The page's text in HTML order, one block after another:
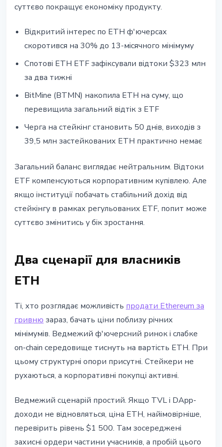
суттєво покращує економіку продукту.
Відкритий інтерес по ETH ф'ючерсах
скоротився на 30% до 13-місячного мінімуму
Спотові ETH ETF зафіксували відтоки $323 млн
за два тижні
BitMine (BTMN) накопила ETH на суму, що
перевищила загальний відтік з ETF
Черга на стейкінг становить 50 днів, виходів з
39,5 млн застейкованих ETH практично немає
Загальний баланс виглядає нейтральним. Відтоки
ETF компенсуються корпоративним купівлею. Але
якщо інституції побачать стабільний дохід від
стейкінгу в рамках регульованих ETF, попит може
суттєво змінитись у бік зростання.
Два сценарії для власників
ETH
Ті, хто розглядає можливість продати Ethereum за
гривню зараз, бачать ціни поблизу річних
мінімумів. Ведмежий ф'ючерсний ринок і слабке
on-chain середовище тиснуть на вартість ETH. При
цьому структурні опори присутні. Стейкери не
рухаються, а корпоративні покупці активні.
Ведмежий сценарій простий. Якщо TVL і DApp-
доходи не відновляться, ціна ETH, найімовірніше,
перевірить рівень $1 500. Там зосереджені
захисні ордери частини учасників, а пробій цього